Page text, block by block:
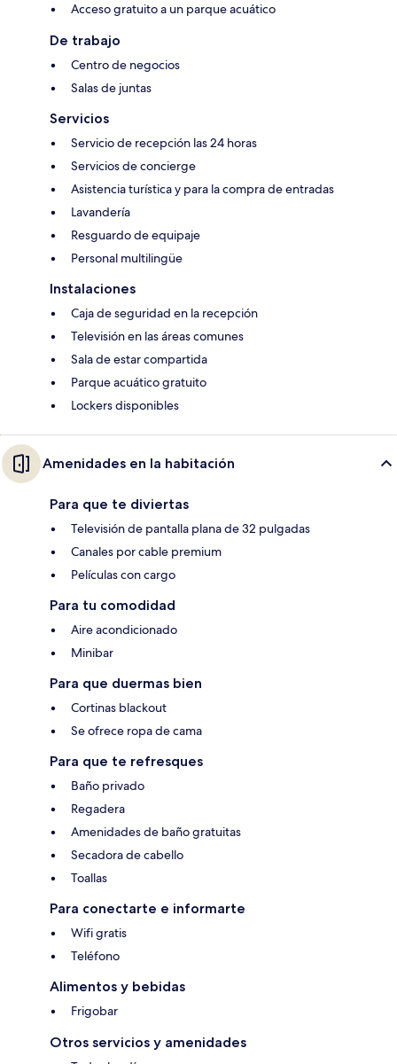
Acceso gratuito a un parque acuático
De trabajo
Centro de negocios
Salas de juntas
Servicios
Servicio de recepción las 24 horas
Servicios de concierge
Asistencia turística y para la compra de entradas
Lavandería
Resguardo de equipaje
Personal multilingüe
Instalaciones
Caja de seguridad en la recepción
Televisión en las áreas comunes
Sala de estar compartida
Parque acuático gratuito
Lockers disponibles
Amenidades en la habitación
Para que te diviertas
Televisión de pantalla plana de 32 pulgadas
Canales por cable premium
Películas con cargo
Para tu comodidad
Aire acondicionado
Minibar
Para que duermas bien
Cortinas blackout
Se ofrece ropa de cama
Para que te refresques
Baño privado
Regadera
Amenidades de baño gratuitas
Secadora de cabello
Toallas
Para conectarte e informarte
Wifi gratis
Teléfono
Alimentos y bebidas
Frigobar
Otros servicios y amenidades